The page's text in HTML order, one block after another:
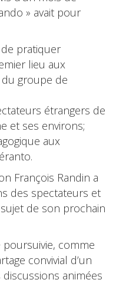
» avait pour
pratiquer
lieu aux
groupe de
étrangers de
et ses environs;
aux
François Randin a
des spectateurs et
de son prochain
poursuivie, comme
convivial d’un
animées